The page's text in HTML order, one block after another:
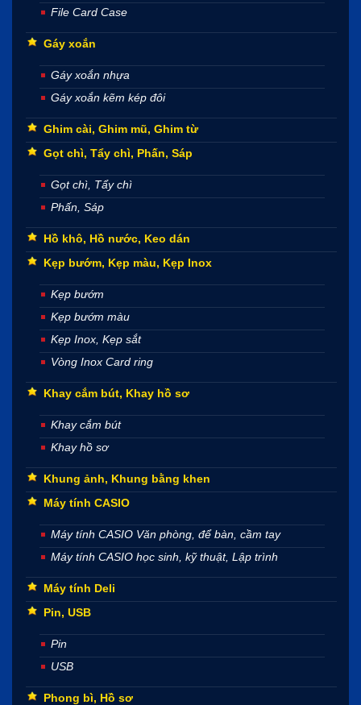
File Card Case
Gáy xoắn
Gáy xoắn nhựa
Gáy xoắn kẽm kép đôi
Ghim cài, Ghim mũ, Ghim từ
Gọt chì, Tẩy chì, Phấn, Sáp
Gọt chì, Tẩy chì
Phấn, Sáp
Hồ khô, Hồ nước, Keo dán
Kẹp bướm, Kẹp màu, Kẹp Inox
Kẹp bướm
Kẹp bướm màu
Kẹp Inox, Kẹp sắt
Vòng Inox Card ring
Khay cắm bút, Khay hồ sơ
Khay cắm bút
Khay hồ sơ
Khung ảnh, Khung bằng khen
Máy tính CASIO
Máy tính CASIO Văn phòng, để bàn, cầm tay
Máy tính CASIO học sinh, kỹ thuật, Lập trình
Máy tính Deli
Pin, USB
Pin
USB
Phong bì, Hồ sơ